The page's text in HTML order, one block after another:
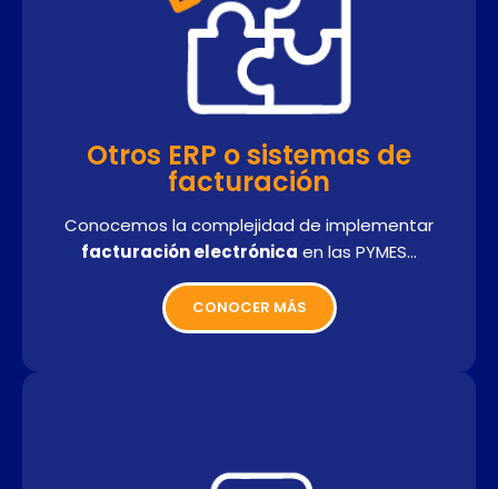
Otros ERP o sistemas de
facturación
Conocemos la complejidad de implementar
facturación electrónica en las PYMES…
CONOCER MÁS